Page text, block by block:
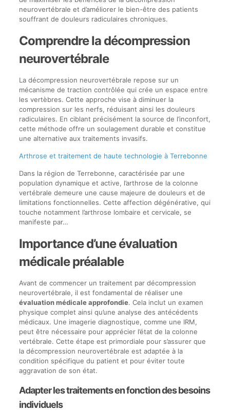
neurovertébrale et d’améliorer le bien-être des patients
souffrant de douleurs radiculaires chroniques.
Comprendre la décompression
neurovertébrale
La décompression neurovertébrale repose sur un
mécanisme de traction contrôlée qui crée un espace entre
les vertèbres. Cette approche vise à diminuer la
compression sur les nerfs, réduisant ainsi les douleurs
radiculaires. En ciblant précisément la source de l’inconfort,
cette méthode offre un soulagement durable et constitue
une alternative aux traitements invasifs.
Arthrose et traitement de haute technologie à Terrebonne
Dans la région de Terrebonne, caractérisée par une
population dynamique et active, l’arthrose de la colonne
vertébrale demeure une cause majeure de douleurs et de
limitations fonctionnelles. Cette affection dégénérative, qui
touche notamment l’arthrose lombaire et cervicale, se
manifeste par…
Importance d’une évaluation
médicale préalable
Avant de commencer un traitement par décompression
neurovertébrale, il est fondamental de réaliser une
évaluation médicale approfondie. Cela inclut un examen
physique complet ainsi qu’une analyse des antécédents
médicaux. Une imagerie diagnostique, comme une IRM,
peut être nécessaire pour apprécier l’état de la colonne
vertébrale. Cette étape est primordiale pour s’assurer que
la décompression neurovertébrale est adaptée à la
condition spécifique du patient et pour éviter toute
aggravation de son état.
Adapter les traitements en fonction des besoins
individuels